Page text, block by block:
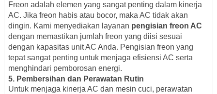
Freon adalah elemen yang sangat penting dalam kinerja
AC. Jika freon habis atau bocor, maka AC tidak akan
dingin. Kami menyediakan layanan pengisian freon AC
dengan memastikan jumlah freon yang diisi sesuai
dengan kapasitas unit AC Anda. Pengisian freon yang
tepat sangat penting untuk menjaga efisiensi AC serta
menghindari pemborosan energi.
5. Pembersihan dan Perawatan Rutin
Untuk menjaga kinerja AC dan mesin cuci, perawatan